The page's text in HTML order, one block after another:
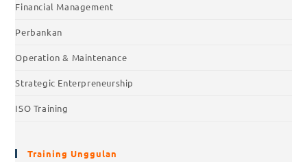
Financial Management
Perbankan
Operation & Maintenance
Strategic Enterpreneurship
ISO Training
Training Unggulan